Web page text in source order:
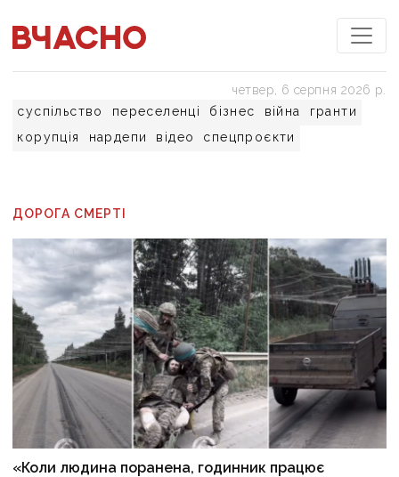
суспільство переселенці бізнес війна
гранти
корупція
нардепи відео спецпроєкти
четвер, 6 серпня 2026 р.
ДОРОГА СМЕРТІ
«Коли людина поранена, годинник працює